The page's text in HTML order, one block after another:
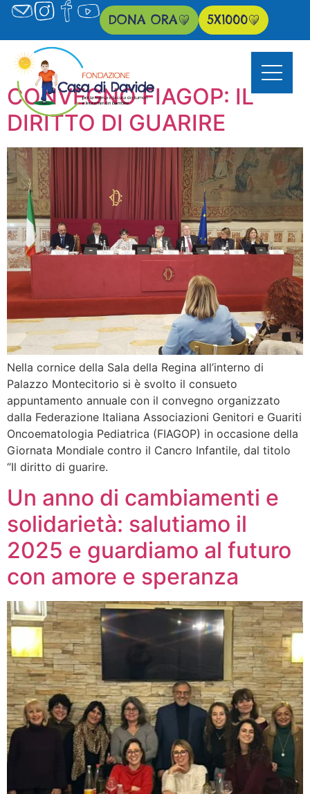
DONA ORA 5X1000
CONVEGNO FIAGOP: IL
DIRITTO DI GUARIRE
Nella cornice della Sala della Regina all’interno di
Palazzo Montecitorio si è svolto il consueto
appuntamento annuale con il convegno organizzato
dalla Federazione Italiana Associazioni Genitori e Guariti
Oncoematologia Pediatrica (FIAGOP) in occasione della
Giornata Mondiale contro il Cancro Infantile, dal titolo
“Il diritto di guarire.
Un anno di cambiamenti e
solidarietà: salutiamo il
2025 e guardiamo al futuro
con amore e speranza